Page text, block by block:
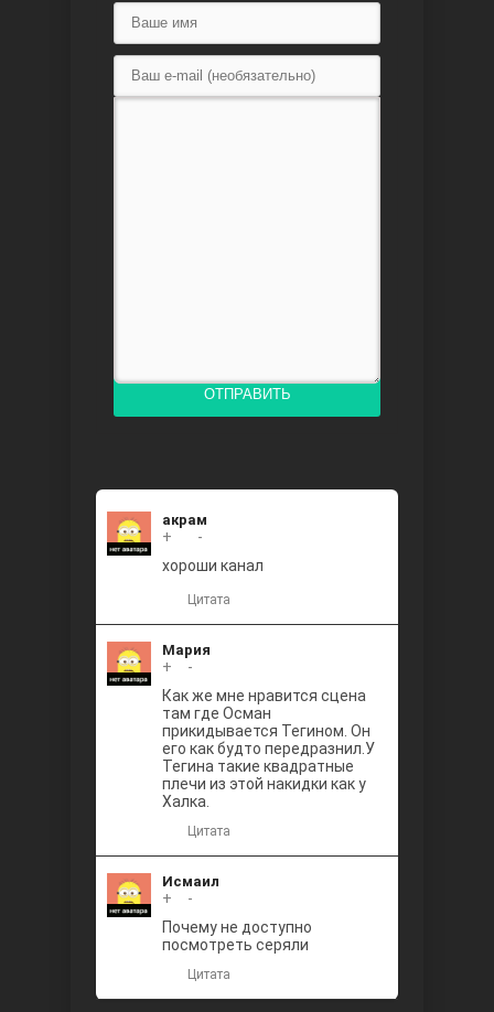
Доверенное
Между
Ветреный
ОТПРАВИТЬ
акрам
+
-
хороши канал
Цитата
Мария
+
-
Как же мне нравится сцена
там где Осман
прикидывается Тегином. Он
его как будто передразнил.У
Тегина такие квадратные
плечи из этой накидки как у
Халка.
Цитата
Исмаил
+
-
Почему не доступно
посмотреть серяли
Цитата